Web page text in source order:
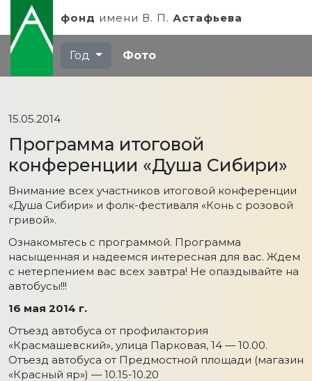
фонд имени В. П. Астафьева
Год Фото
15.05.2014
Программа итоговой
конференции «Душа Сибири»
Внимание всех участников итоговой конференции
«Душа Сибири» и фолк-фестиваля «Конь с розовой
гривой».
Ознакомьтесь с программой. Программа
насыщенная и надеемся интересная для вас. Ждем
с нетерпением вас всех завтра! Не опаздывайте на
автобусы!!!
16 мая 2014 г.
Отъезд автобуса от профилактория
«Красмашевский», улица Парковая, 14 — 10.00.
Отъезд автобуса от Предмостной площади (магазин
«Красный яр») — 10.15-10.20